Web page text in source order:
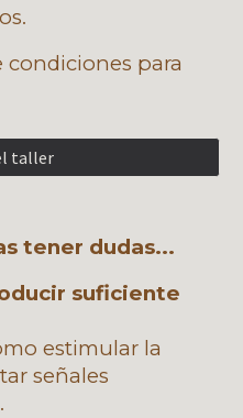
condiciones para
taller
tener dudas...
suficiente
estimular la
señales